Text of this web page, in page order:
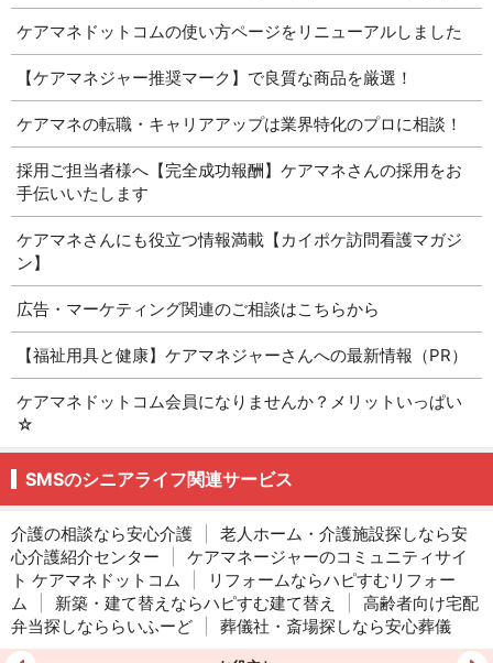
ケアマネドットコムの使い方ページをリニューアルしました
【ケアマネジャー推奨マーク】で良質な商品を厳選！
ケアマネの転職・キャリアアップは業界特化のプロに相談！
採用ご担当者様へ【完全成功報酬】ケアマネさんの採用をお
手伝いいたします
ケアマネさんにも役立つ情報満載【カイポケ訪問看護マガジ
ン】
広告・マーケティング関連のご相談はこちらから
【福祉用具と健康】ケアマネジャーさんへの最新情報（PR）
ケアマネドットコム会員になりませんか？メリットいっぱい
☆
SMSのシニアライフ関連サービス
介護の相談なら安心介護
老人ホーム・介護施設探しなら安
心介護紹介センター
ケアマネージャーのコミュニティサイ
ト ケアマネドットコム
リフォームならハピすむリフォー
ム
新築・建て替えならハピすむ建て替え
高齢者向け宅配
弁当探しなららいふーど
葬儀社・斎場探しなら安心葬儀